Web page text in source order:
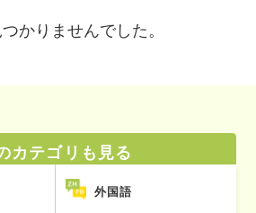
かりませんでした。
カテゴリも見る
外国語